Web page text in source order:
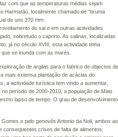
com que as temperaturas médias sejam
Harmatão, localmente chamado de “bruma
de uns 370 mm.
do sal e em outras actividades
sobretudo o caprino. As salinas, localizadas
já no século XVIII, esta actividade tinha
se inunda com as marés.
de argilas para o fabrico de objectos de
mais extensa plantação de acácias do
a actividade turística tem vindo a aumentar,
período de 2000-2010, a população de Maio
lapso de tempo. O grau de desenvolvimento
e pelo genovês Antonio da Noli, ambos ao
crises de falta de alimentos,